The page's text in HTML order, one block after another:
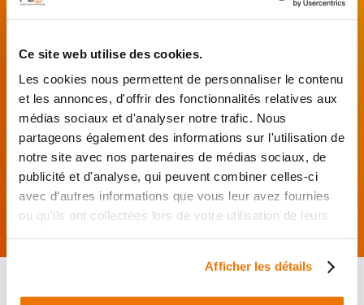
Ce site web utilise des cookies.
Les cookies nous permettent de personnaliser le contenu
et les annonces, d'offrir des fonctionnalités relatives aux
médias sociaux et d'analyser notre trafic. Nous
partageons également des informations sur l'utilisation de
notre site avec nos partenaires de médias sociaux, de
publicité et d'analyse, qui peuvent combiner celles-ci
avec d'autres informations que vous leur avez fournies
ou qu'ils ont collectées lors de votre utilisation de leurs
Afficher les détails
commande
directement auprès
du réparateur.
Mes pièces sont livrées et
montées chez le partenaire.
Rechercher par...